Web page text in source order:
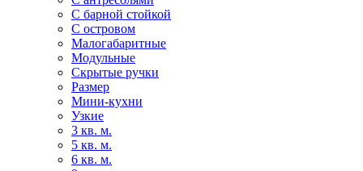
С барной стойкой
С островом
Малогабаритные
Модульные
Скрытые ручки
Размер
Мини-кухни
Узкие
3 кв. м.
5 кв. м.
6 кв. м.